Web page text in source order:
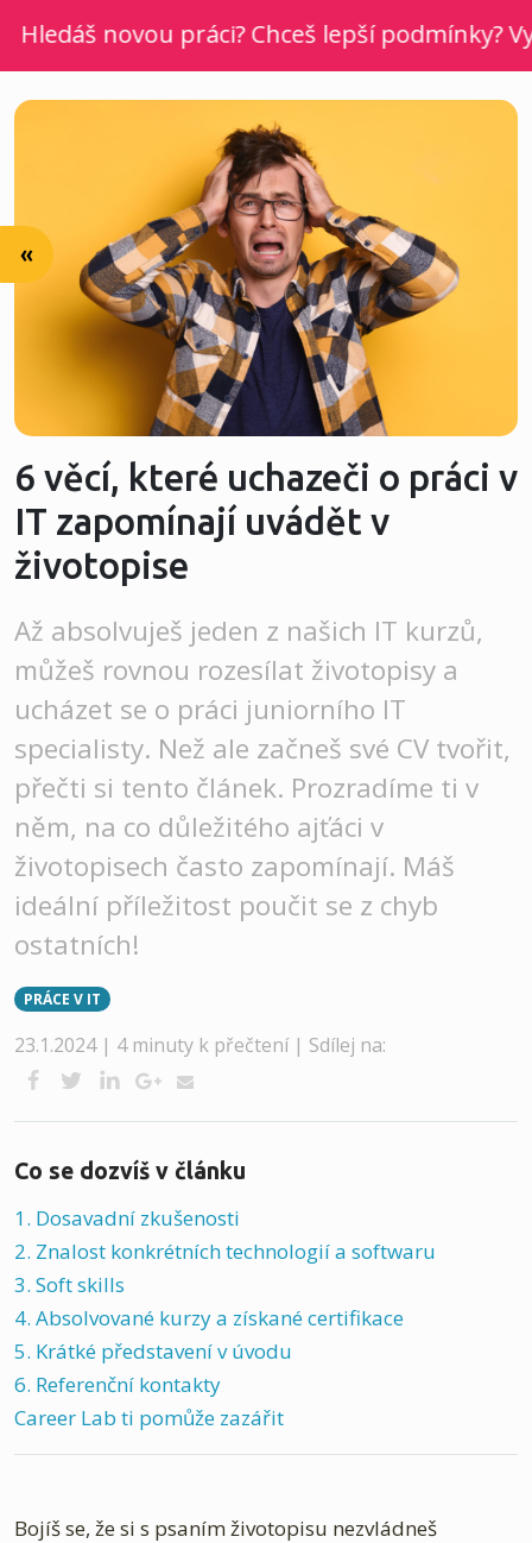
novou práci? Chceš lepší podmínky?
«
6 věcí, které uchazeči o práci v
IT zapomínají uvádět v
životopise
Až absolvuješ jeden z našich IT kurzů,
můžeš rovnou rozesílat životopisy a
ucházet se o práci juniorního IT
specialisty. Než ale začneš své CV tvořit,
přečti si tento článek. Prozradíme ti v
něm, na co důležitého ajťáci v
životopisech často zapomínají. Máš
ideální příležitost poučit se z chyb
ostatních!
PRÁCE V IT
23.1.2024 | 4 minuty k přečtení | Sdílej na:
Co se dozvíš v článku
1. Dosavadní zkušenosti
2. Znalost konkrétních technologií a softwaru
3. Soft skills
4. Absolvované kurzy a získané certifikace
5. Krátké představení v úvodu
6. Referenční kontakty
Career Lab ti pomůže zazářit
Bojíš se, že si s psaním životopisu nezvládneš